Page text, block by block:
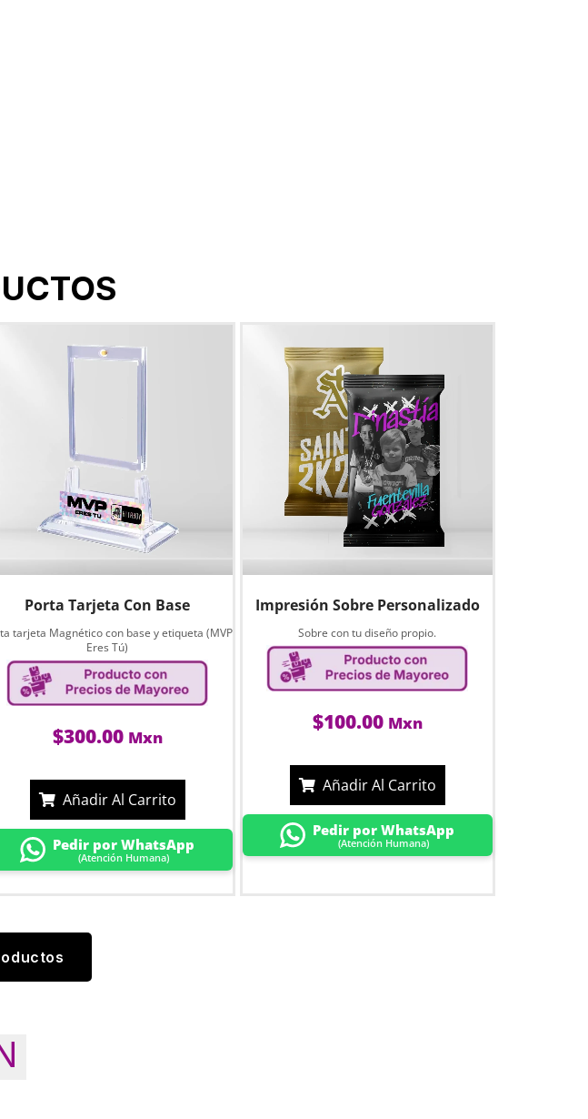
Porta Tarjeta Con Base
tarjeta Magnético con base y etiqueta (MVP
Eres Tú)
$300.00 Mxn
Añadir Al Carrito
Pedir por WhatsApp
(Atención Humana)
Impresión Sobre Personalizado
Sobre con tu diseño propio.
$100.00 Mxn
Añadir Al Carrito
Pedir por WhatsApp
(Atención Humana)